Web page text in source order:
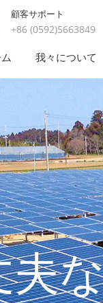
顧客サポート
+86 (0592)5663849
我々について
夫